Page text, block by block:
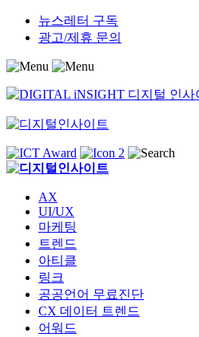
Skip
content
뉴스레터 구독
광고/제휴 문의
AX
UI/UX
마케팅
트렌드
아티클
링크
공공언어 무료진단
CX 데이터 트렌드
어워드